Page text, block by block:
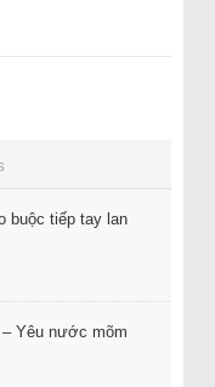
buộc tiếp tay lan
Yêu nước mõm